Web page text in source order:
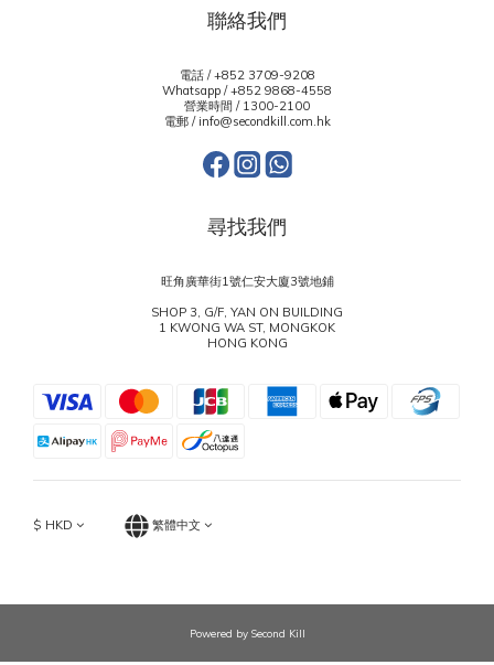
聯絡我們
電話 / +852 3709-9208
Whatsapp /+852 9868-4558
營業時間 / 1300-2100
電郵 / info@secondkill.com.hk
尋找我們
旺角廣華街1號仁安大廈3號地鋪
SHOP 3, G/F, YAN ON BUILDING
1 KWONG WA ST, MONGKOK
HONG KONG
$ HKD 繁體中文
Powered by Second Kill